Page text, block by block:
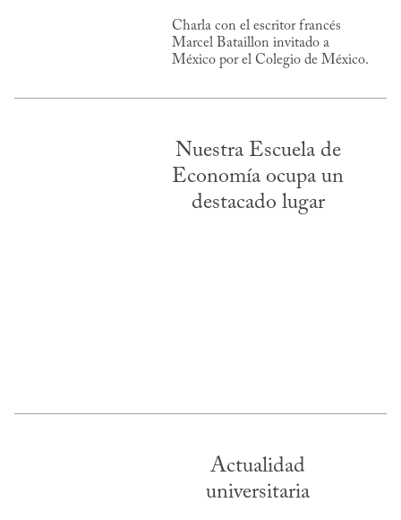
Charla con el escritor francés
Marcel Bataillon invitado a
México por el Colegio de México.
Nuestra Escuela de
Economía ocupa un
destacado lugar
Actualidad
universitaria